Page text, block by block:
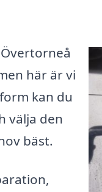
här är vi
kan du
välja den
bäst.